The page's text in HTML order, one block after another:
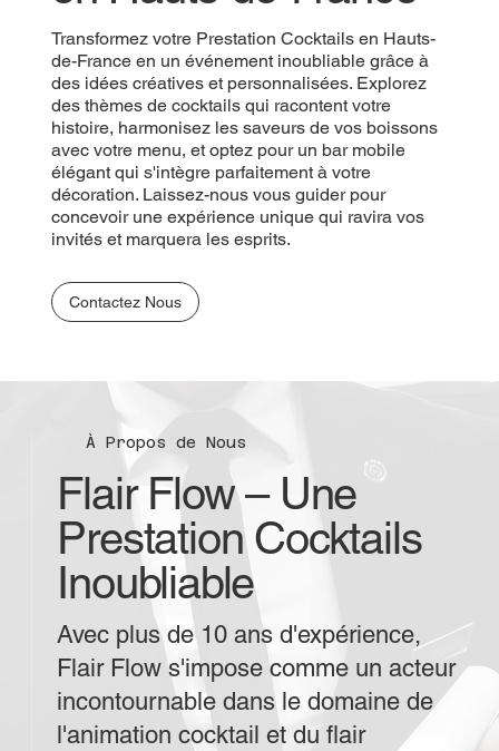
Transformez votre Prestation Cocktails en Hauts-
de-France en un événement inoubliable grâce à
des idées créatives et personnalisées. Explorez
des thèmes de cocktails qui racontent votre
histoire, harmonisez les saveurs de vos boissons
avec votre menu, et optez pour un bar mobile
élégant qui s'intègre parfaitement à votre
décoration. Laissez-nous vous guider pour
concevoir une expérience unique qui ravira vos
invités et marquera les esprits.
Contactez Nous
À Propos de Nous
Flair Flow – Une
Prestation Cocktails
Inoubliable
Avec plus de 10 ans d'expérience,
Flair Flow s'impose comme un acteur
incontournable dans le domaine de
l'animation cocktail et du flair